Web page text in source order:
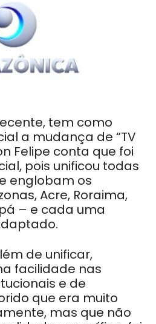
tem como
a mudança de “TV
Felipe conta que foi
pois unificou todas
englobam os
Acre, Roraima,
– e cada uma
de unificar,
facilidade nas
e de
que era muito
mas que não